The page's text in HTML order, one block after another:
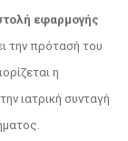
εφαρμογής
την πρότασή του
η
ιατρική συνταγή